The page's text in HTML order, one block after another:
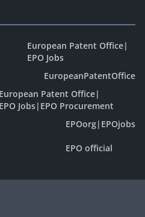
European Patent Office|
EPO Jobs
EuropeanPatentOffice
European Patent Office|
EPO Jobs| EPO Procurement
EPOorg| EPOjobs
EPO official